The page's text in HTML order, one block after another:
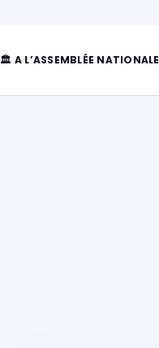
🏛 A L’ASSEMBLÉE NATIONALE